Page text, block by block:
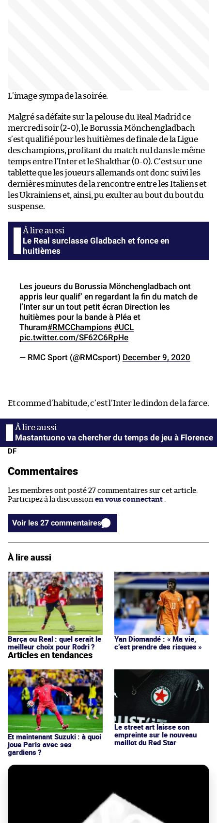
L’image sympa de la soirée.
Malgré sa défaite sur la pelouse du Real Madrid ce
mercredi soir (2-0), le Borussia Mönchengladbach
s’est qualifié pour les huitièmes de finale de la Ligue
des champions, profitant du match nul dans le même
temps entre l’Inter et le Shakthar (0-0). C’est sur une
tablette que les joueurs allemands ont donc suivi les
dernières minutes de la rencontre entre les Italiens et
les Ukrainiens et, ainsi, pu exulter au bout du bout du
suspense.
Le Real surclasse Gladbach et fonce en
huitièmes
Les joueurs du Borussia Mönchengladbach ont
appris leur qualif’ en regardant la fin du match de
l’Inter sur un tout petit écran Direction les
huitièmes pour la bande à Pléa et
Thuram#RMCChampions #UCL
pic.twitter.com/SF62C6RpHe
— RMC Sport (@RMCsport) December 9, 2020
Et comme d’habitude, c’est l’Inter le dindon de la farce.
Mastantuono va chercher du temps de jeu à Florence
DF
Commentaires
Les membres ont posté 27 commentaires sur cet article.
Participez à la discussion en vous connectant
Voir les 27 commentaires
À lire aussi
Barça ou Real : quel serait le
meilleur choix pour Rodri ?
Yan Diomandé : « Ma vie,
c’est prendre des risques »
Articles en tendances
Et maintenant Suzuki : à quoi
joue Paris avec ses
gardiens ?
Le street art laisse son
empreinte sur le nouveau
maillot du Red Star